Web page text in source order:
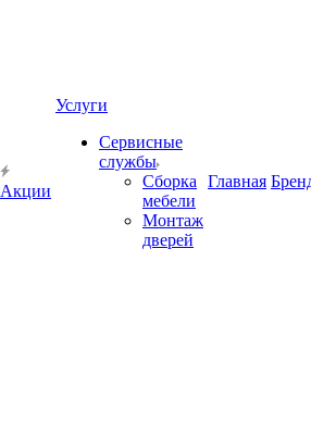
Акции
Услуги
Сервисные
службы
Сборка
мебели
Монтаж
дверей
Главная